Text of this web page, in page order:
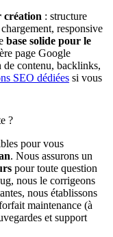
création : structure
responsive
base solide pour le
page Google
de contenu, backlinks,
SEO dédiées si vous
?
pour vous
. Nous assurons un
pour toute question
nous le corrigeons
nous établissons
maintenance (à
et support